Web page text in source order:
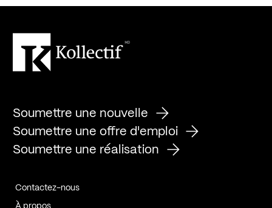
Soumettre une nouvelle
Soumettre une offre d'emploi
Soumettre une réalisation
Contactez-nous
À propos